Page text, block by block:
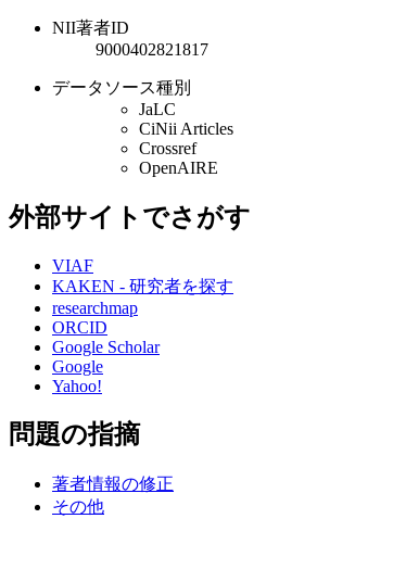
NII著者ID
9000402821817
データソース種別
JaLC
CiNii Articles
Crossref
OpenAIRE
外部サイトでさがす
VIAF
KAKEN - 研究者を探す
researchmap
ORCID
Google Scholar
Google
Yahoo!
問題の指摘
著者情報の修正
その他